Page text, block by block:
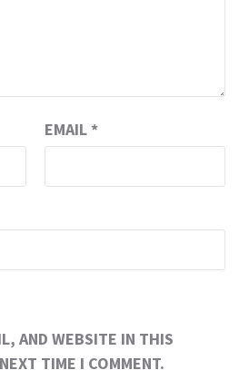
EMAIL *
AND WEBSITE IN THIS
TIME I COMMENT.